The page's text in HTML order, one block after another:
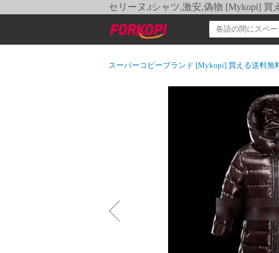
セリーヌ,tシャツ,激安,偽物 [Mykopi] 買
スーパーコピーブランド [Mykopi] 買える送料無